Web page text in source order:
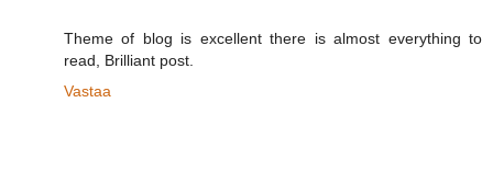
Theme of blog is excellent there is almost everything to
read, Brilliant post.
Vastaa